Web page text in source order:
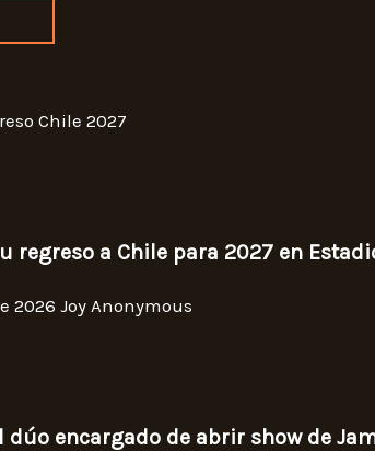
regreso a Chile para 2027 en
dúo encargado de abrir show de